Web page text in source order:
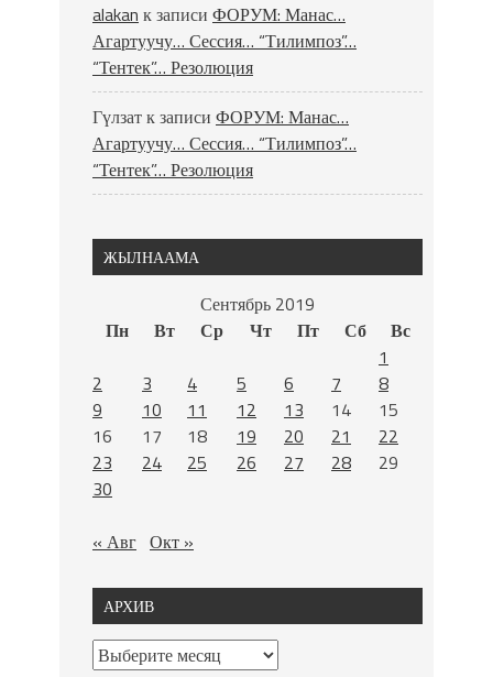
alakan к записи ФОРУМ: Манас…
Агартуучу… Сессия… “Тилимпоз”…
“Тентек”… Резолюция
Гүлзатк записи ФОРУМ: Манас…
Агартуучу… Сессия… “Тилимпоз”…
“Тентек”… Резолюция
ЖЫЛНААМА
Сентябрь 2019
Пн
Вт Ср Чт Пт Сб
Вс
1
2
3 4 5 6 7
8
9
10 11 12 13 14
15
16
17 18 19 20 21
22
23
24 25 26 27 28
29
30
« Авг Окт »
АРХИВ